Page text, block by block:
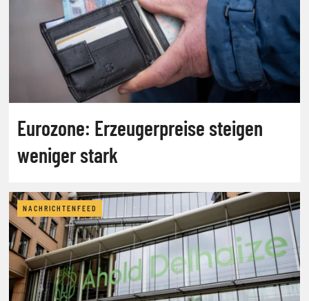
Eurozone: Erzeugerpreise steigen
weniger stark
NACHRICHTENFEED